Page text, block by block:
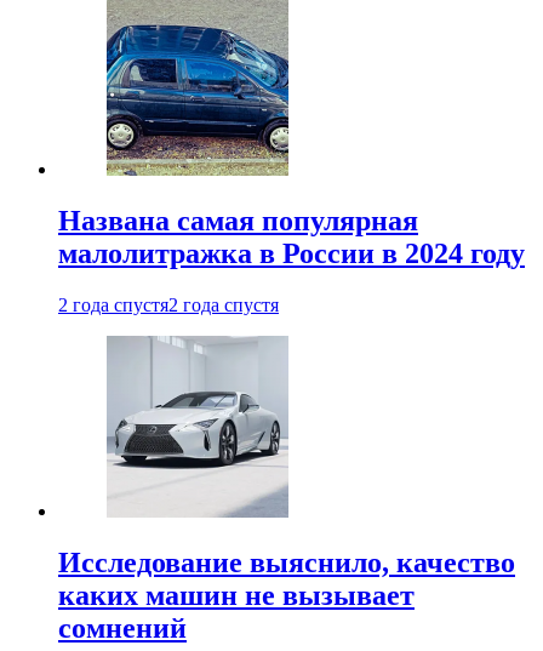
Названа самая популярная
малолитражка в России в 2024 году
2 года спустя2 года спустя
Исследование выяснило, качество
каких машин не вызывает
сомнений